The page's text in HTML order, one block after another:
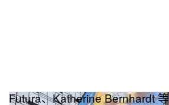
Futura、Katherine Bernhardt